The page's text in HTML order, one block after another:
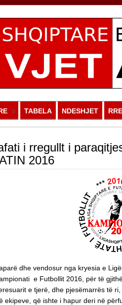
TABELA NDESHJET
i rregullt i
2016
dhe vendosur nga kryesia e
e Futbollit 2016, për të
e tjerë, dhe pjesëmarrës të
ekipeve, që ishte i hapur deri në